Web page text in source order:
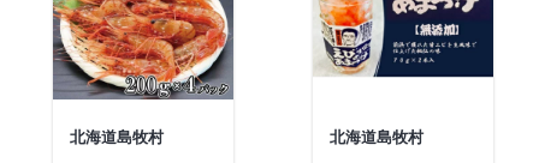
北海道島牧村
北海道島牧村